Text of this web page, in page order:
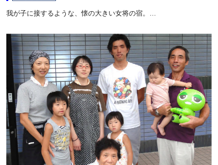
我が子に接するような、懐の大きい女将の宿。…